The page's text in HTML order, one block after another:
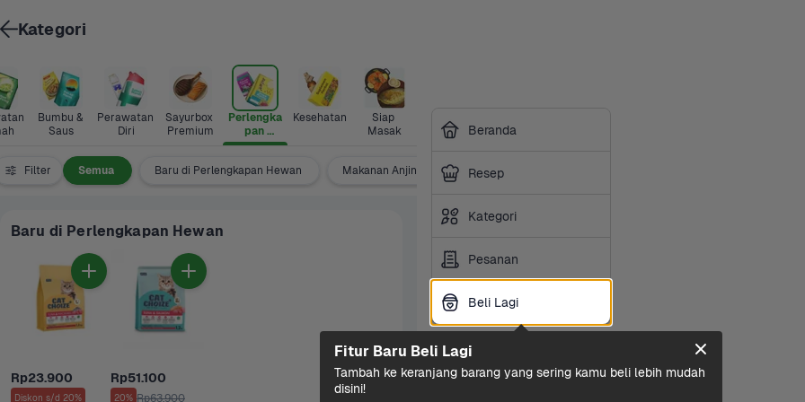
Bumbu &
Saus
Perawatan
Diri
Sayurbox
Premium
Perlengka
pan
Hewan
Kesehatan
Siap
Masak
Filter Semua Baru di Perlengkapan Hewan Makanan Anjing Makanan Kucing
Baru di Perlengkapan Hewan
Rp23.900
Diskon s/d 20%
Rp51.100
20% Rp63.900
Beranda
Resep
Kategori
Pesanan
Beli Lagi
Kategori
Beli Lagi
Fitur Baru Beli Lagi
Tambah ke keranjang barang yang sering kamu beli lebih mudah
disini!